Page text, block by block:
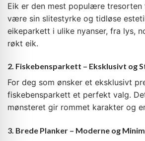
Eik er den mest populære
være sin slitestyrke og tidløse
eikeparkett i ulike nyanser, fra lys,
røkt eik.
2. Fiskebensparkett – Eksklusivt og
For deg som ønsker et eksklusivt
fiskebensparkett et perfekt valg.
mønsteret gir rommet karakter og
3. Brede Planker – Moderne og